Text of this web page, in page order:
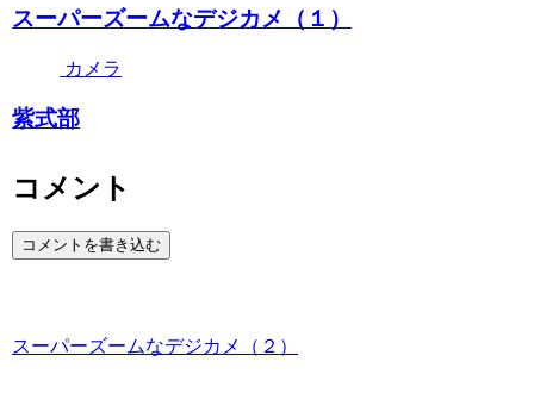
スーパーズームなデジカメ（１）
カメラ
紫式部
コメント
コメントを書き込む
スーパーズームなデジカメ（２）